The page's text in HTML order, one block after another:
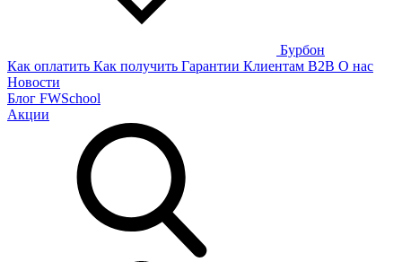
Бурбон
Как оплатить Как получить Гарантии Клиентам B2B О нас
Новости
Блог FWSchool
Акции